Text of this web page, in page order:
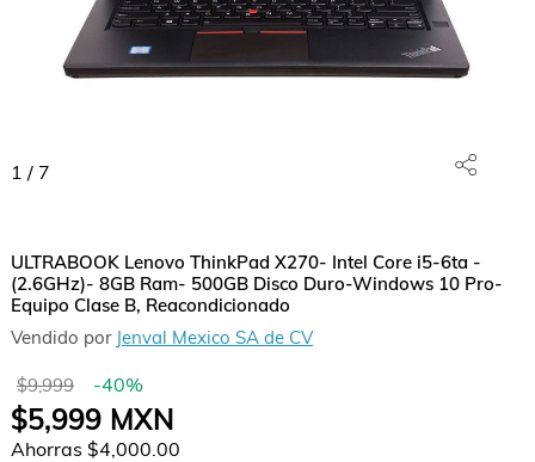
1 / 7
ULTRABOOK Lenovo ThinkPad X270- Intel Core i5-6ta -
(2.6GHz)- 8GB Ram- 500GB Disco Duro-Windows 10 Pro-
Equipo Clase B, Reacondicionado
Vendido por Jenval Mexico SA de CV
$9,999 -40%
$5,999MXN
Ahorras $4,000.00